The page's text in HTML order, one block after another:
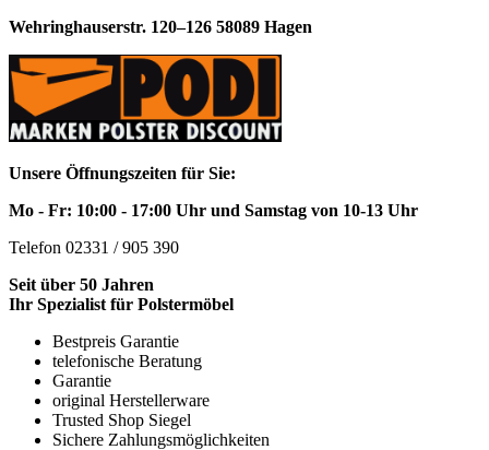
Wehringhauserstr. 120–126 58089 Hagen
Unsere Öffnungszeiten für Sie:
Mo - Fr: 10:00 - 17:00 Uhr und Samstag von 10-13 Uhr
Telefon 02331 / 905 390
Seit über 50 Jahren
Ihr Spezialist für Polstermöbel
Bestpreis Garantie
telefonische Beratung
Garantie
original Herstellerware
Trusted Shop Siegel
Sichere Zahlungsmöglichkeiten